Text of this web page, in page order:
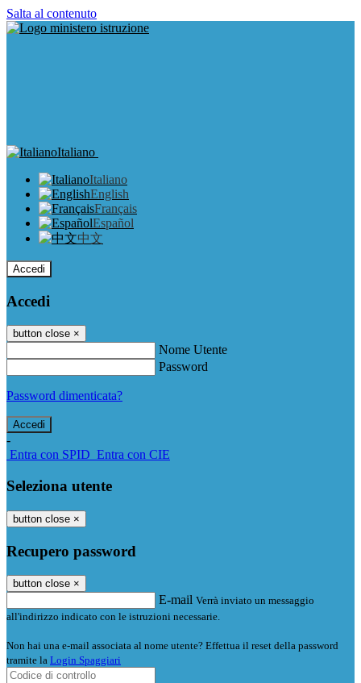
Salta al contenuto
Italiano
Italiano
English
Français
Español
中文
Accedi
Accedi
button close ×
Nome Utente
Password
Password dimenticata?
-
Entra con SPID Entra con CIE
Seleziona utente
button close ×
Recupero password
button close ×
E-mail Verrà inviato un messaggio
all'indirizzo indicato con le istruzioni necessarie.
Non hai una e-mail associata al nome utente? Effettua il reset della password
tramite la Login Spaggiari